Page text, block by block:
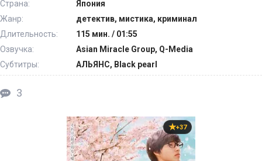
Страна:
Япония
Жанр:
детектив, мистика, криминал
Длительность:
115 мин. / 01:55
Озвучка:
Asian Miracle Group, Q-Media
Субтитры:
АЛЬЯНС, Black pearl
3
+37